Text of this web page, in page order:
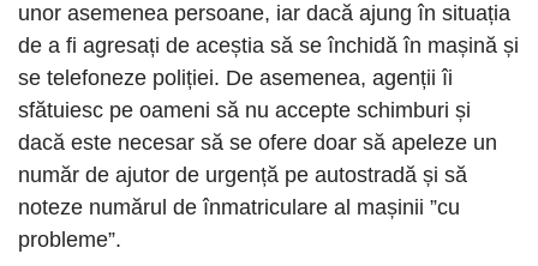
unor asemenea persoane, iar dacă ajung în situația
de a fi agresați de aceștia să se închidă în mașină și
se telefoneze poliției. De asemenea, agenții îi
sfătuiesc pe oameni să nu accepte schimburi și
dacă este necesar să se ofere doar să apeleze un
număr de ajutor de urgență pe autostradă și să
noteze numărul de înmatriculare al mașinii ”cu
probleme”.